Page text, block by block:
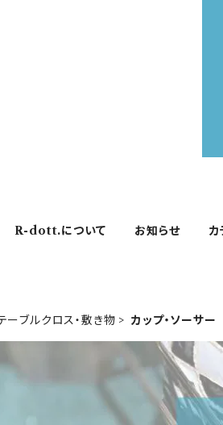
R-dott.について お知らせ カ
ーブルクロス・敷き物 カップ・ソーサー